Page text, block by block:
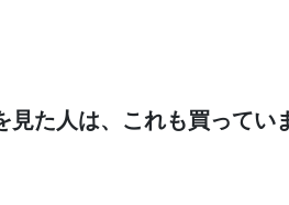
見た人は、これも買ってい